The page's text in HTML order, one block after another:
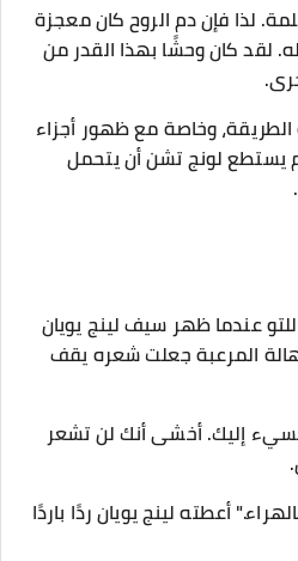
لذا فإن دم الروح كان معجزة
لقد كان وحشًا بهذا القدر من
وخاصة مع ظهور أجزاء
يستطع لونج تشن أن يتحمل
عندما ظهر سيف لينج يويان
المرعبة جعلت شعره يقف
يسيء إليك. أخشى أنك لن تشعر
أعطته لينج يويان ردًا باردًا